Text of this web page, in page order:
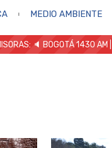
MEDIO AMBIENTE
🔈 BOGOTÁ 1430 AM